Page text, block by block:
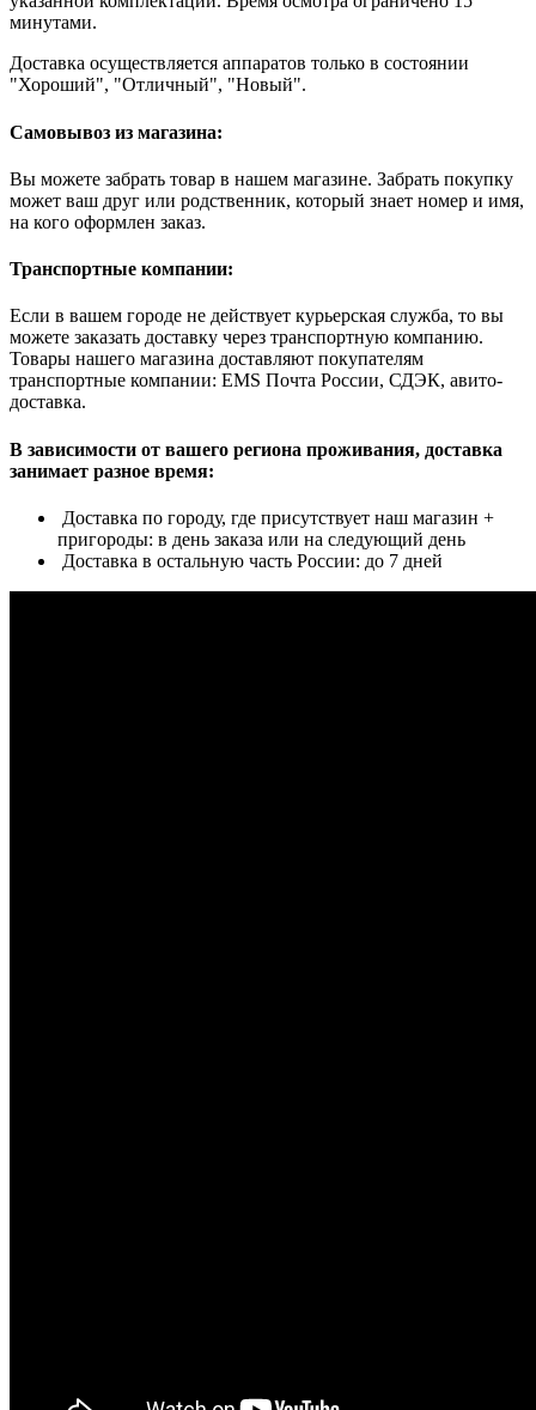
минутами.
Доставка осуществляется аппаратов только в состоянии
"Хороший", "Отличный", "Новый".
Самовывоз из магазина:
Вы можете забрать товар в нашем магазине. Забрать покупку
может ваш друг или родственник, который знает номер и имя,
на кого оформлен заказ.
Транспортные компании:
Если в вашем городе не действует курьерская служба, то вы
можете заказать доставку через транспортную компанию.
Товары нашего магазина доставляют покупателям
транспортные компании: EMS Почта России, СДЭК, авито-
доставка.
В зависимости от вашего региона проживания, доставка
занимает разное время:
Доставка по городу, где присутствует наш магазин +
пригороды: в день заказа или на следующий день
Доставка в остальную часть России: до 7 дней